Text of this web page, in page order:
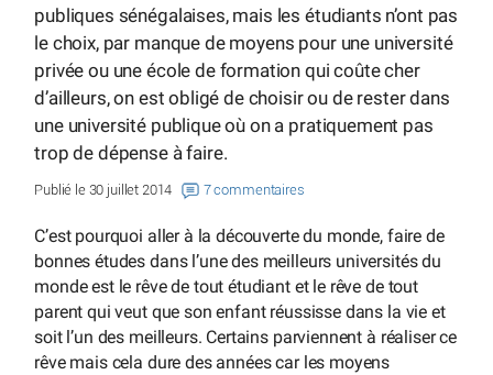
publiques sénégalaises, mais les étudiants n’ont pas
le choix, par manque de moyens pour une université
privée ou une école de formation qui coûte cher
d’ailleurs, on est obligé de choisir ou de rester dans
une université publique où on a pratiquement pas
trop de dépense à faire.
Publié le 30 juillet 2014 7 commentaires
C’est pourquoi aller à la découverte du monde, faire de
bonnes études dans l’une des meilleurs universités du
monde est le rêve de tout étudiant et le rêve de tout
parent qui veut que son enfant réussisse dans la vie et
soit l’un des meilleurs. Certains parviennent à réaliser ce
rêve mais cela dure des années car les moyens